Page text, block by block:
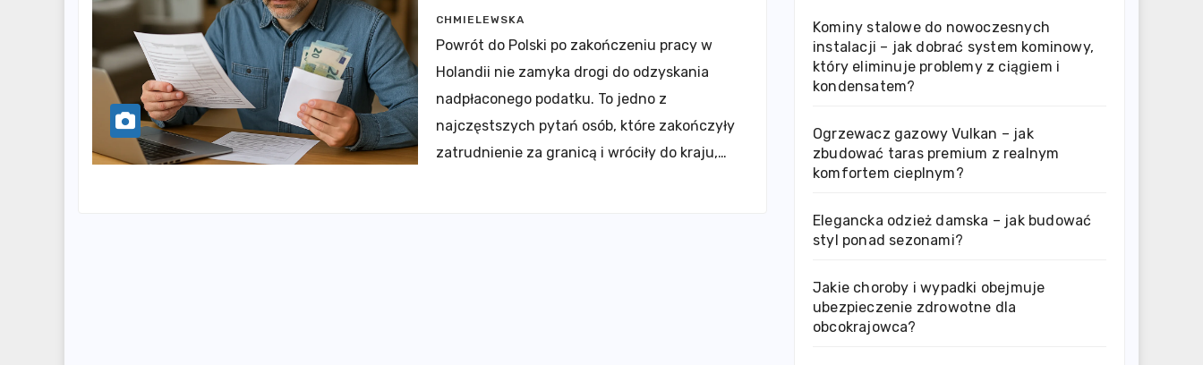
CHMIELEWSKA
Powrót do Polski po zakończeniu pracy w
Holandii nie zamyka drogi do odzyskania
nadpłaconego podatku. To jedno z
najczęstszych pytań osób, które zakończyły
zatrudnienie za granicą i wróciły do kraju,…
Kominy stalowe do nowoczesnych
instalacji – jak dobrać system kominowy,
który eliminuje problemy z ciągiem i
kondensatem?
Ogrzewacz gazowy Vulkan – jak
zbudować taras premium z realnym
komfortem cieplnym?
Elegancka odzież damska – jak budować
styl ponad sezonami?
Jakie choroby i wypadki obejmuje
ubezpieczenie zdrowotne dla
obcokrajowca?